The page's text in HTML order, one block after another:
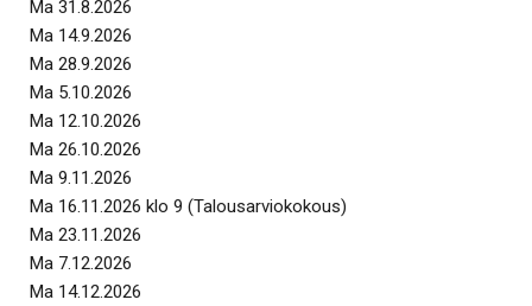
Ma 31.8.2026
Ma 14.9.2026
Ma 28.9.2026
Ma 5.10.2026
Ma 12.10.2026
Ma 26.10.2026
Ma 9.11.2026
Ma 16.11.2026 klo 9 (Talousarviokokous)
Ma 23.11.2026
Ma 7.12.2026
Ma 14.12.2026